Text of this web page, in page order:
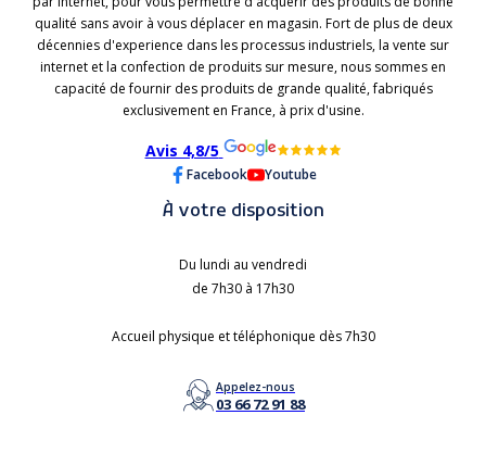
qualité sans avoir à vous déplacer en magasin. Fort de plus de deux
décennies d'experience dans les processus industriels, la vente sur
internet et la confection de produits sur mesure, nous sommes en
capacité de fournir des produits de grande qualité, fabriqués
exclusivement en France, à prix d'usine.
Avis 4,8/5
Facebook Youtube
À votre disposition
Du lundi au vendredi
de 7h30 à 17h30
Accueil physique et téléphonique dès 7h30
Appelez-nous
03 66 72 91 88